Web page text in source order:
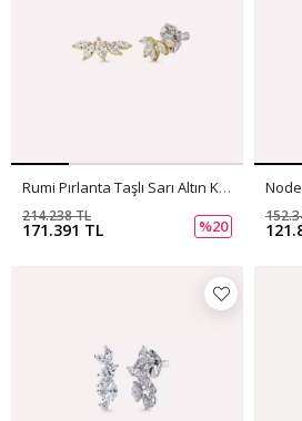
Rumi Pırlanta Taşlı Sarı Altın Küpe
171.391 TL
214.238 TL
%20